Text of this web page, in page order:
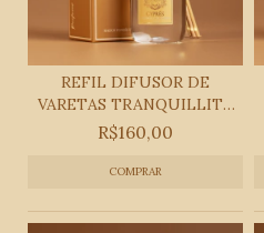
REFIL DIFUSOR DE
VARETAS TRANQUILLITÉ
25...
R$160,00